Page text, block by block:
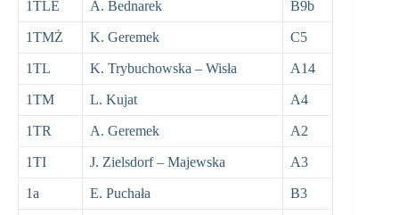
1TLE A. Bednarek B9b
1TMŻ K. Geremek C5
1TL K. Trybuchowska – Wisła A14
1TM L. Kujat A4
1TR A. Geremek A2
1TI J. Zielsdorf – Majewska A3
1a E. Puchała B3